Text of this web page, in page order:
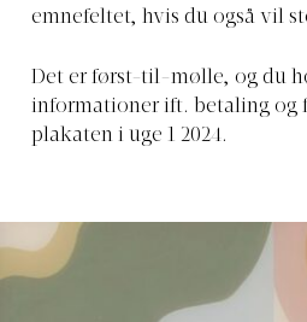
emnefeltet, hvis du også vil
Det er først-til-mølle, og du
informationer ift. betaling og
plakaten i uge 1 2024.